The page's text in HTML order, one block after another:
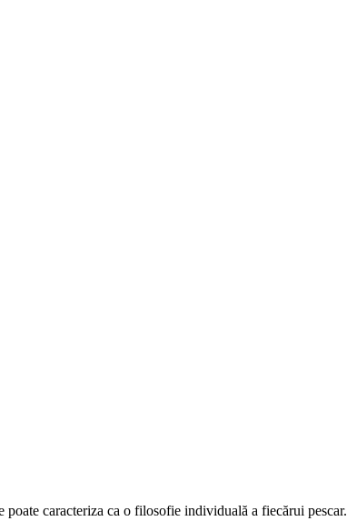
caracteriza ca o filosofie individuală a fiecărui pescar.